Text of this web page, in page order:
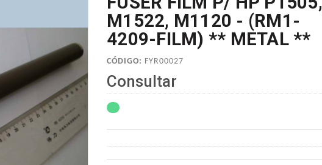
M1522, M1120 - (RM1-
4209-FILM) ** METAL **
CÓDIGO: FYR00027
Consultar